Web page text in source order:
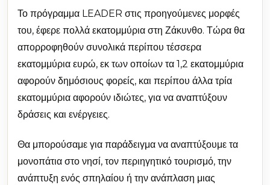
Το πρόγραμμα LEADER στις προηγούμενες μορφές
του, έφερε πολλά εκατομμύρια στη Ζάκυνθο. Τώρα θα
απορροφηθούν συνολικά περίπου τέσσερα
εκατομμύρια ευρώ, εκ των οποίων τα 1,2 εκατομμύρια
αφορούν δημόσιους φορείς, και περίπου άλλα τρία
εκατομμύρια αφορούν ιδιώτες, για να αναπτύξουν
δράσεις και ενέργειες.
Θα μπορούσαμε για παράδειγμα να αναπτύξουμε τα
μονοπάτια στο νησί, τον περιηγητικό τουρισμό, την
ανάπτυξη ενός σπηλαίου ή την ανάπλαση μιας